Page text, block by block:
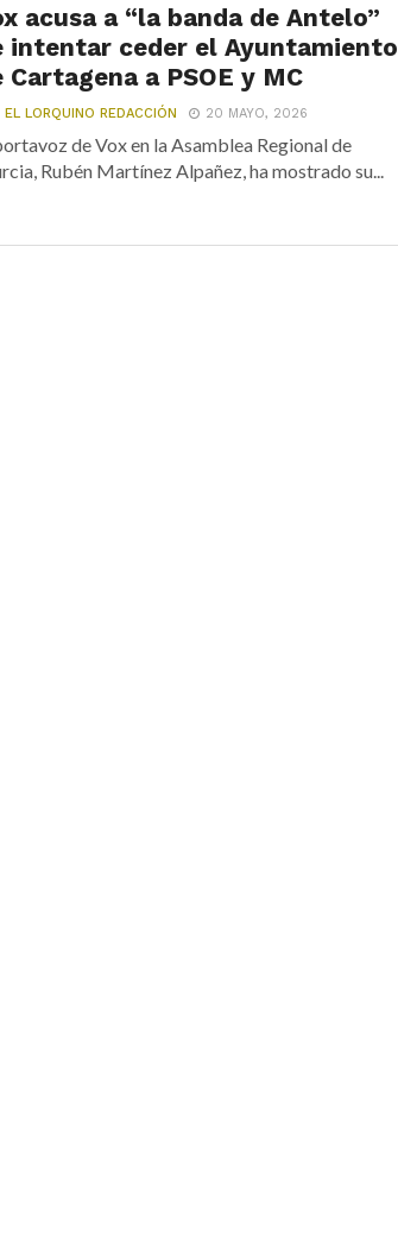
acusa a “la banda de Antelo”
intentar ceder el Ayuntamiento
Cartagena a PSOE y MC
EL LORQUINO REDACCIÓN 20 MAYO, 2026
de Vox en la Asamblea Regional de
Rubén Martínez Alpañez, ha mostrado su...